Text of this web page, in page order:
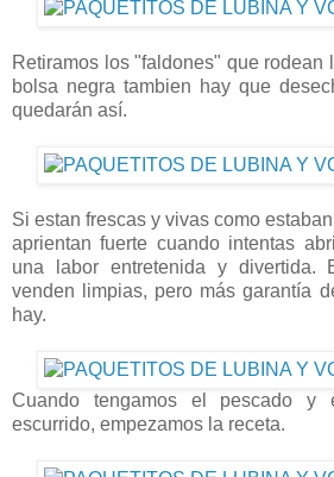
Retiramos los "faldones" que rodean
bolsa negra tambien hay que
quedarán así.
Si estan frescas y vivas como
aprientan fuerte cuando intentas
una labor entretenida y
venden limpias, pero más garantía
hay.
Cuando tengamos el pescado y
escurrido, empezamos la receta.